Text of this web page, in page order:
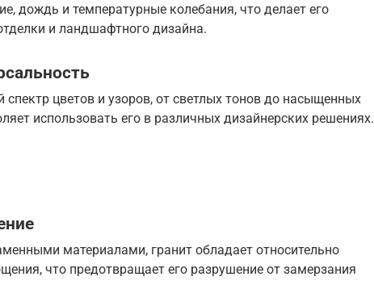
дождь и температурные колебания, что делает его
и ландшафтного дизайна.
спектр цветов и узоров, от светлых тонов до насыщенных
использовать его в различных дизайнерских решениях.
материалами, гранит обладает относительно
что предотвращает его разрушение от замерзания